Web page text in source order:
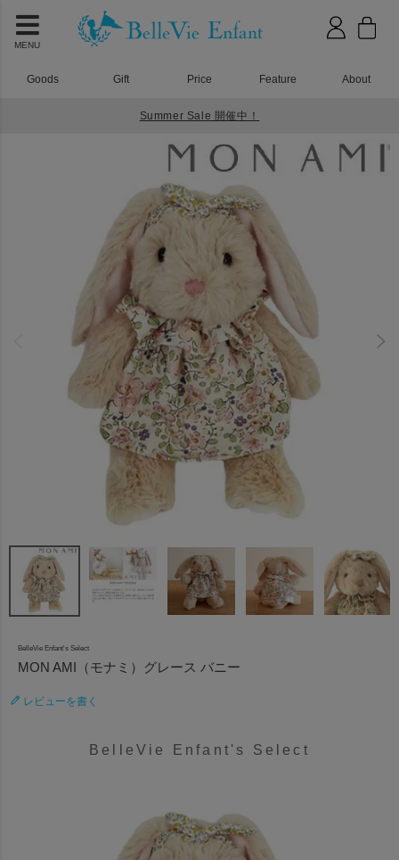
MENU
Goods Gift Price Feature About
Summer Sale 開催中！
MON AMI（モナミ）グレース バニー
BelleVie Enfant's Select
MON AMI（モナミ）グレース バニー
レビューを書く
BelleVie Enfant's Select